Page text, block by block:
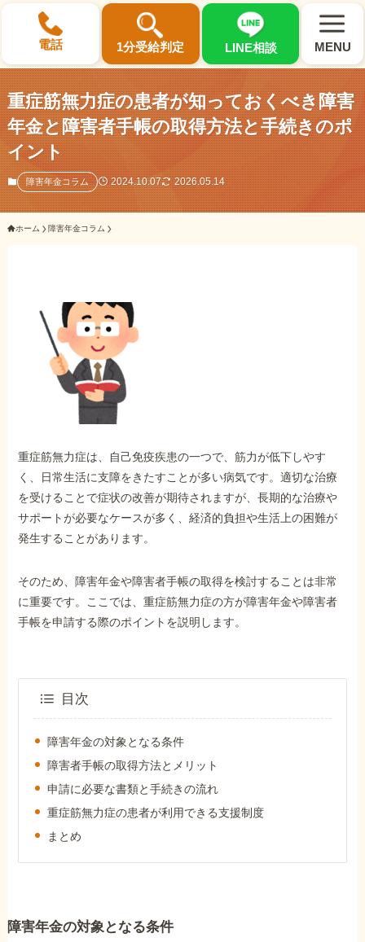
電話 1分受給判定 LINE相談 MENU
×
選ばれる3つの理由
初回相談料0円・受給後報酬型
サポート料金について
ご相談事例をみる
外出困難でもOK
非対面で申請できる
ホーム
障害年金の基礎知識
障害年金の金額
受給事例
障害年金コラム
お知らせ
重症筋無力症の患者が知っておくべき障害
年金と障害者手帳の取得方法と手続きのポ
イント
障害年金コラム 2024.10.07 2026.05.14
ホーム 障害年金コラム
重症筋無力症は、自己免疫疾患の一つで、筋力が低下しやす
く、日常生活に支障をきたすことが多い病気です。適切な治療
を受けることで症状の改善が期待されますが、長期的な治療や
サポートが必要なケースが多く、経済的負担や生活上の困難が
発生することがあります。
そのため、障害年金や障害者手帳の取得を検討することは非常
に重要です。ここでは、重症筋無力症の方が障害年金や障害者
手帳を申請する際のポイントを説明します。
目次
障害年金の対象となる条件
障害者手帳の取得方法とメリット
申請に必要な書類と手続きの流れ
重症筋無力症の患者が利用できる支援制度
まとめ
障害年金の対象となる条件